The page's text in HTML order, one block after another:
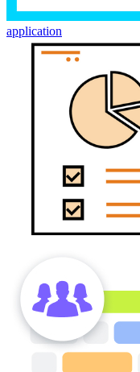
application